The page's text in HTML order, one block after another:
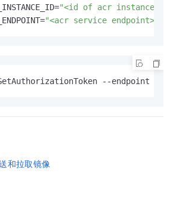
"<id of acr instance>"
"<acr service endpoint>"
--endpoint
和拉取镜像